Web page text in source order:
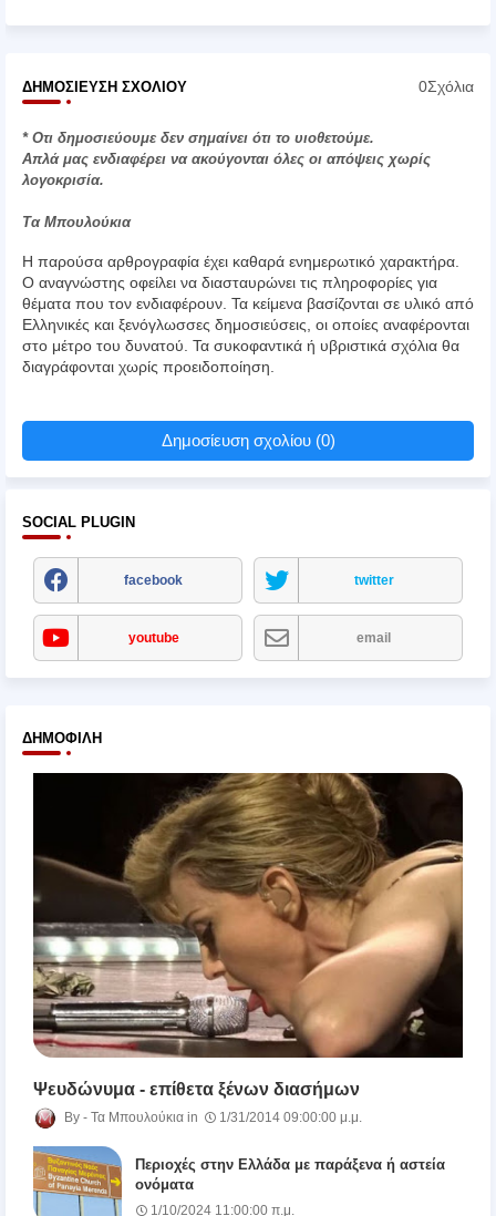
ΔΗΜΟΣΊΕΥΣΗ ΣΧΟΛΊΟΥ 0Σχόλια
* Οτι δημοσιεύουμε δεν σημαίνει ότι το υιοθετούμε.
Απλά μας ενδιαφέρει να ακούγονται όλες οι απόψεις χωρίς
λογοκρισία.
Τα Μπουλούκια
Η παρούσα αρθρογραφία έχει καθαρά ενημερωτικό χαρακτήρα.
Ο αναγνώστης οφείλει να διασταυρώνει τις πληροφορίες για
θέματα που τον ενδιαφέρουν. Τα κείμενα βασίζονται σε υλικό από
Ελληνικές και ξενόγλωσσες δημοσιεύσεις, οι οποίες αναφέρονται
στο μέτρο του δυνατού. Τα συκοφαντικά ή υβριστικά σχόλια θα
διαγράφονται χωρίς προειδοποίηση.
Δημοσίευση σχολίου (0)
SOCIAL PLUGIN
facebook twitter
youtube email
ΔΗΜΟΦΙΛΉ
Ψευδώνυμα - επίθετα ξένων διασήμων
Τα Μπουλούκια 1/31/2014 09:00:00 μ.μ.
Περιοχές στην Ελλάδα με παράξενα ή αστεία
ονόματα
1/10/2024 11:00:00 π.μ.